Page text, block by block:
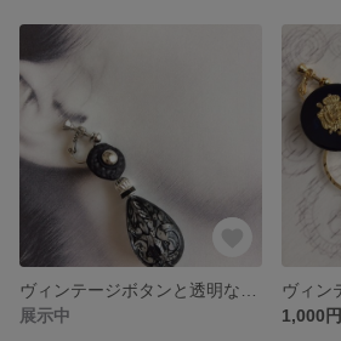
展示中
1,000円